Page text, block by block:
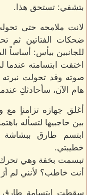
بتشفي: تستحق هذا.
لانت ملامحه حتى
ضحكات الفتاتين ثم
للجانبين بيأس: أساساً
اختفت ابتسامته
صوته وقد تحولت نبرته
هام الآن، سأحادثكِ
أغلق جهازه تزامناٍ
بين حاجبيها لتسأله
ابتسم طارق ببشاشة
خطيبتي.
تبسمت بخفة وهي
أنت خاطب؟ لأنني لم
سقطت ابتسامة طارق